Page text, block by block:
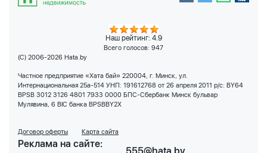
Наш рейтинг: 4.9
Всего голосов: 947
(C) 2006-2026 Hata.by
Частное предприятие «Хата бай» 220004, г. Минск, ул.
Интернациональная 25а-514 УНП: 191612768 от 26 апреля 2011 р/с: BY64
BPSB 3012 3126 4801 7933 0000 БПС-Сбербанк Минск бульвар
Мулявина, 6 BIC банка BPSBBY2X
Договор оферты Карта сайта
Реклама на сайте: